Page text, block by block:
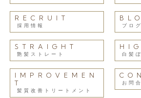
RECRUIT
採用情報 ブログ
STRAIGHT
艶髪ストレート 白髪
IMPROVEMEN
T
髪質改善トリートメント
お問